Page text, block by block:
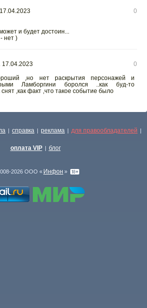
0
и будет достоин...
нет )
17.04.2023
0
,но нет раскрытия персонажей и
Ламборгини боролся ..как буд-то
,как факт ,что такое событие было
| справка | реклама | для правообладателей |
оплата VIP | блог
2026 ООО « Инфон »